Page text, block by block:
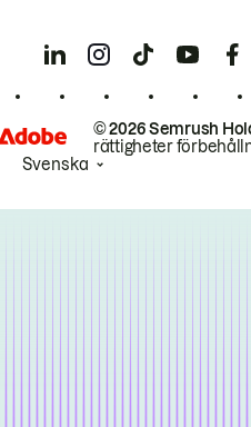
© 2026 Semrush
rättigheter
Svenska